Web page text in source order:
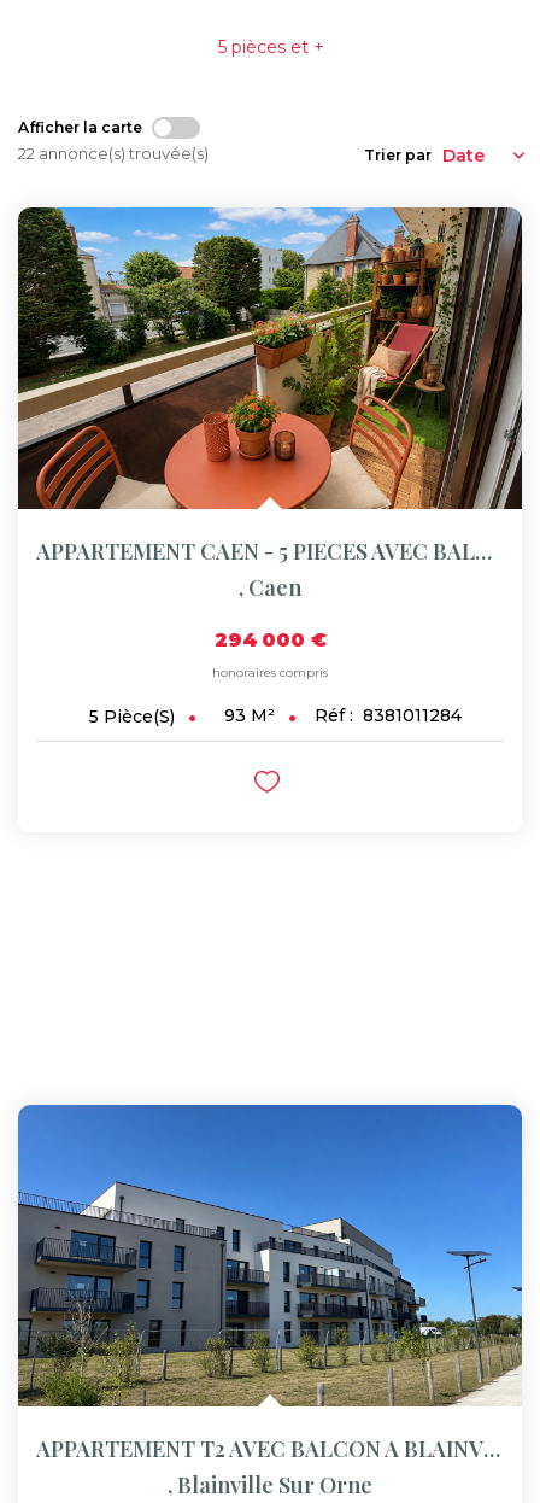
Gestion Locative
NOS AGENCES
Actualités
CONTACT
ACCÈS CLIENTS
5 pièces et +
Afficher la carte
22 annonce(s) trouvée(s) Trier par
APPARTEMENT CAEN - 5 PIECES AVEC BALCON SUD
, Caen
294 000 €
honoraires compris
5 Pièce(s) 93 M² Réf : 8381011284
APPARTEMENT T2 AVEC BALCON A BLAINVILLE SUR ORNE
,Blainville Sur Orne